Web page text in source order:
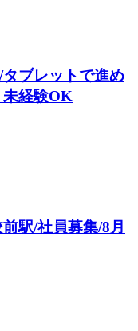
ブレットで進め
未経験OK
駅/社員募集/8月